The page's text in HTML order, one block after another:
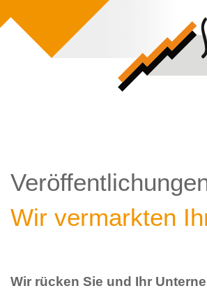
Wir vermarkten
Wir rücken Sie und Ihr